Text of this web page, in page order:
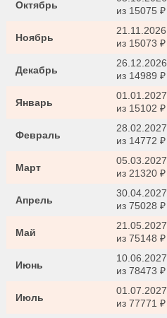
Октябрь
из 15075 ₽
Ноябрь
21.11.2026
из 15073 ₽
Декабрь
26.12.2026
из 14989 ₽
Январь
01.01.2027
из 15102 ₽
Февраль
28.02.2027
из 14772 ₽
Март
05.03.2027
из 21320 ₽
Апрель
30.04.2027
из 75028 ₽
Май
21.05.2027
из 75148 ₽
Июнь
10.06.2027
из 78473 ₽
Июль
01.07.2027
из 77771 ₽